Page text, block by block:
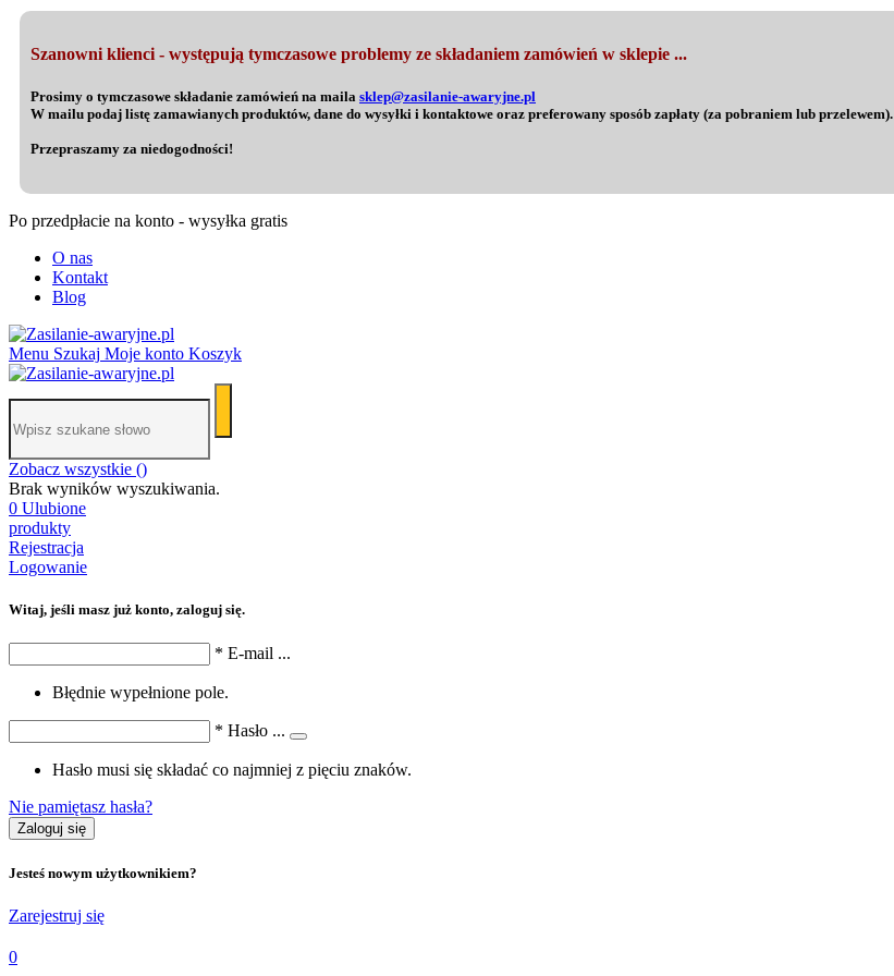
Szanowni klienci - występują tymczasowe problemy ze składaniem zamówień w sklepie ...
Prosimy o tymczasowe składanie zamówień na maila sklep@zasilanie-awaryjne.pl
W mailu podaj listę zamawianych produktów, dane do wysyłki i kontaktowe oraz preferowany sposób zapłaty (za pobraniem lub przelewem).
Przepraszamy za niedogodności!
Po przedpłacie na konto - wysyłka gratis
O nas
Kontakt
Blog
Menu Szukaj Moje konto Koszyk
Zobacz wszystkie ()
Brak wyników wyszukiwania.
0 Ulubione
produkty
Rejestracja
Logowanie
Witaj, jeśli masz już konto, zaloguj się.
* E-mail ...
Błędnie wypełnione pole.
* Hasło ...
Hasło musi się składać co najmniej z pięciu znaków.
Nie pamiętasz hasła?
Zaloguj się
Jesteś nowym użytkownikiem?
Zarejestruj się
0